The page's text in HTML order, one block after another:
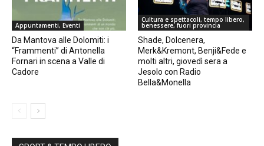
Appuntamenti, Eventi
Da Mantova alle Dolomiti: i
“Frammenti” di Antonella
Fornari in scena a Valle di
Cadore
Cultura e spettacoli, tempo libero,
benessere, fuori provincia
Shade, Dolcenera,
Merk&Kremont, Benji&Fede e
molti altri, giovedì sera a
Jesolo con Radio
Bella&Monella